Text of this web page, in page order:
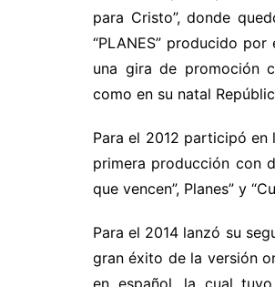
para Cristo”, donde
“PLANES” producido
una gira de promoción
como en su natal
Para el 2012 participó en
primera producción con
que vencen”, Planes” y
Para el 2014 lanzó su
gran éxito de la versión